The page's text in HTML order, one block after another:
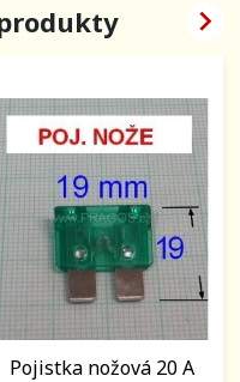
Pojistka nožová 20 A
